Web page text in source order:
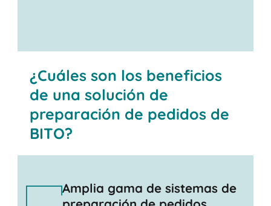
Contáctenos
¿Cuáles son los beneficios
de una solución de
preparación de pedidos de
BITO?
Amplia gama de sistemas de